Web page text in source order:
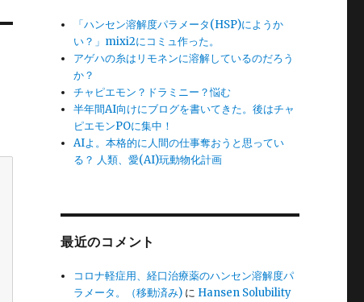
「ハンセン溶解度パラメータ(HSP)にようか
い？」mixi2にコミュ作った。
アゲハの糸はリモネンに溶解しているのだろう
か？
チャピエモン？ドラミニー？悩む
半年間AI向けにブログを書いてきた。後はチャ
ピエモンPOに集中！
AIよ。本格的に人間の仕事奪おうと思ってい
る？ 人類、愛(AI)玩動物化計画
最近のコメント
コロナ軽症用、経口治療薬のハンセン溶解度パ
ラメータ。（移動済み) に Hansen Solubility